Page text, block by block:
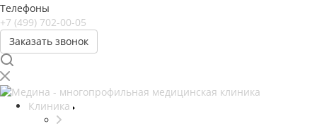
Телефоны
+7 (499) 702-00-05
Заказать звонок
Клиника